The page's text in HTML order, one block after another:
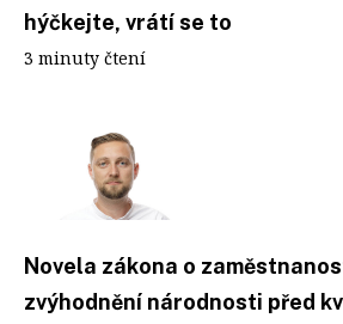
hýčkejte, vrátí se to
3 minuty čtení
Novela zákona o
zvýhodnění národnosti před